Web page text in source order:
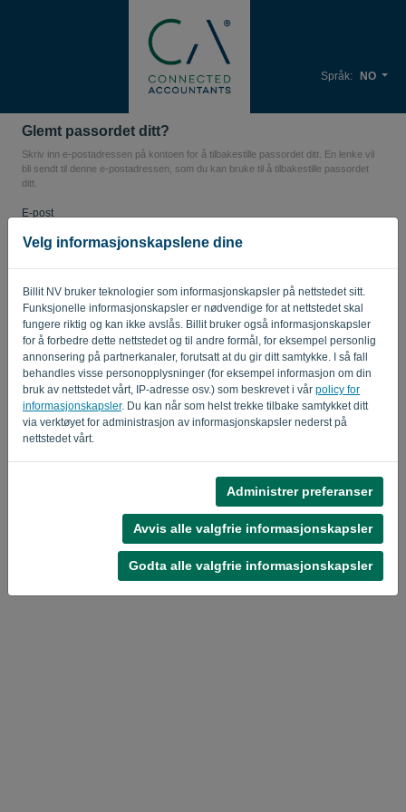
Velg informasjonskapslene dine
Billit NV bruker teknologier som informasjonskapsler på nettstedet sitt.
Funksjonelle informasjonskapsler er nødvendige for at nettstedet skal
fungere riktig og kan ikke avslås. Billit bruker også informasjonskapsler
for å forbedre dette nettstedet og til andre formål, for eksempel personlig
annonsering på partnerkanaler, forutsatt at du gir ditt samtykke. I så fall
behandles visse personopplysninger (for eksempel informasjon om din
bruk av nettstedet vårt, IP-adresse osv.) som beskrevet i vår policy for
informasjonskapsler. Du kan når som helst trekke tilbake samtykket ditt
via verktøyet for administrasjon av informasjonskapsler nederst på
nettstedet vårt.
Administrer preferanser
Avvis alle valgfrie informasjonskapsler
Godta alle valgfrie informasjonskapsler
Språk: NO
Glemt passordet ditt?
Skriv inn e-postadressen på kontoen for å tilbakestille passordet ditt. En lenke vil
bli sendt til denne e-postadressen, som du kan bruke til å tilbakestille passordet
ditt.
E-post
SEND LENKE
Tilbake til påloggingssiden
Privacy Policy -Terms of Service.